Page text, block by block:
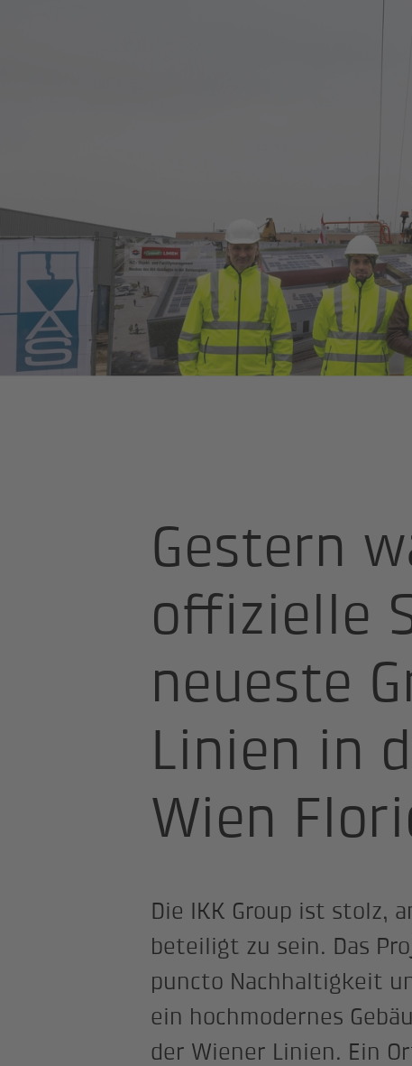
Gestern
offizielle
neueste
Linien in
Wien
Die IKK Group ist stolz,
beteiligt zu sein. Das
puncto Nachhaltigkeit
ein hochmodernes
der Wiener Linien. Ein